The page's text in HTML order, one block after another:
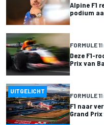
Alpine F1
podium
FORMULE 1
Deze F1-
Prix van
UITGELICHT
FORMULE 1
F1 naar
Grand